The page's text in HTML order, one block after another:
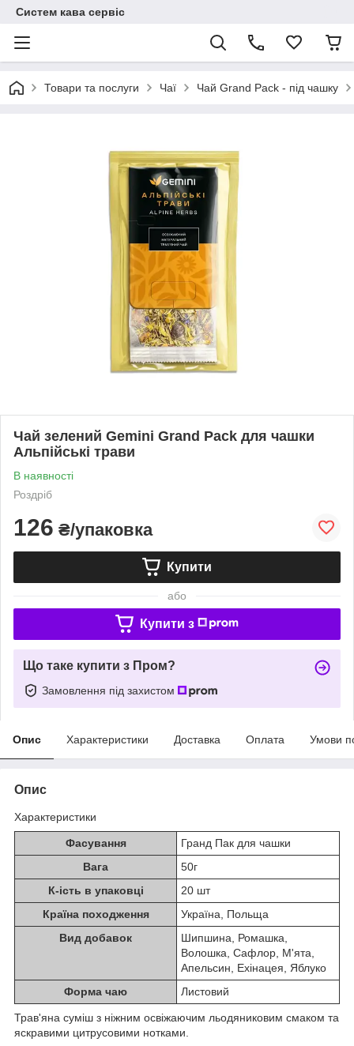
Систем кава сервіс
Товари та послуги Чаї Чай Grand Pack - під чашку
Чай зелений Gemini Grand Pack для чашки
Альпійські трави
В наявності
Роздріб
126 ₴/упаковка
Купити
або
Купити з
Що таке купити з Пром?
Замовлення під захистом
Опис Характеристики Доставка Оплата Умови
Опис
Характеристики
Фасування
Гранд Пак для чашки
Вага
50г
К-ість в упаковці
20 шт
Країна походження
Україна, Польща
Вид добавок
Шипшина, Ромашка,
Волошка, Сафлор, М'ята,
Апельсин, Ехінацея, Яблуко
Форма чаю
Листовий
Трав'яна суміш з ніжним освіжаючим льодяниковим смаком та
яскравими цитрусовими нотками.